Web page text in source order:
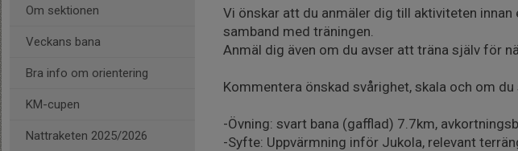
Om sektionen
Veckans bana
Bra info om orientering
KM-cupen
Nattraketen 2025/2026
Vi önskar att du anmäler dig till aktiviteten
samband med träningen.
Anmäl dig även om du avser att träna själv för
Kommentera önskad svårighet, skala och om
-Övning: svart bana (gafflad) 7.7km,
-Syfte: Uppvärmning inför Jukola, relevant